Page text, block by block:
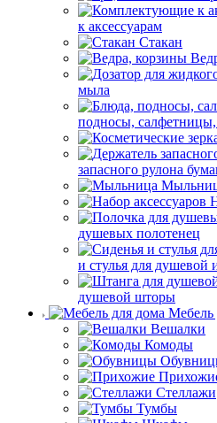
к аксессуарам
Стакан
мыла
подносы, салфетницы,
запасного рулона
душевых полотенец
и стулья для душевой
душевой шторы
Мебель
Вешалки
Комоды
Стеллажи
Тумбы